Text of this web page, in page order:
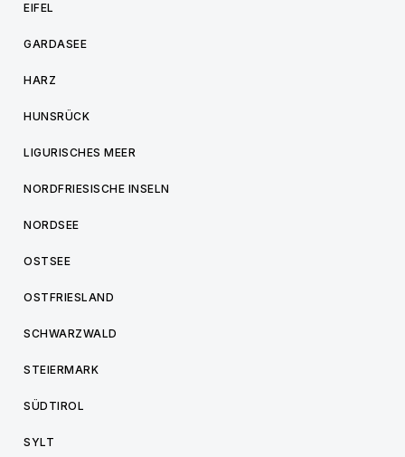
EIFEL
GARDASEE
HARZ
HUNSRÜCK
LIGURISCHES MEER
NORDFRIESISCHE INSELN
NORDSEE
OSTSEE
OSTFRIESLAND
SCHWARZWALD
STEIERMARK
SÜDTIROL
SYLT